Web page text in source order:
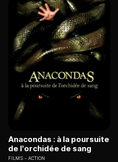
Anacondas : à la poursuite
de l'orchidée de sang
FILMS ACTION